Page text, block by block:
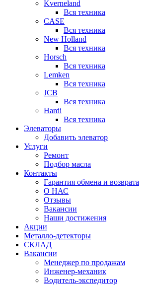
Kverneland
Вся техника
CASE
Вся техника
New Holland
Вся техника
Horsch
Вся техника
Lemken
Вся техника
JCB
Вся техника
Hardi
Вся техника
Элеваторы
Добавить элеватор
Услуги
Ремонт
Подбор масла
Контакты
Гарантия обмена и возврата
О НАС
Отзывы
Вакансии
Наши достижения
Акции
Металло-детекторы
СКЛАД
Вакансии
Менеджер по продажам
Инженер-механик
Водитель-экспедитор